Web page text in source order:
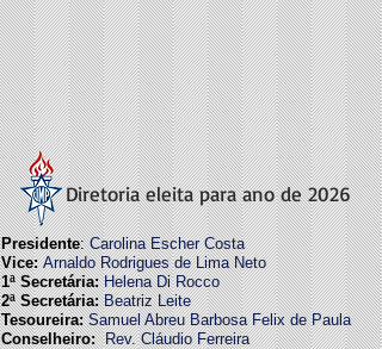
Diretoria eleita para ano de 2026
Presidente:Carolina Escher Costa
Vice: Arnaldo Rodrigues de Lima Neto
1ª Secretária:Helena Di Rocco
2ª Secretária: Beatriz Leite
Tesoureira: Samuel Abreu Barbosa Felix de Paula
Conselheiro: Rev. Cláudio Ferreira